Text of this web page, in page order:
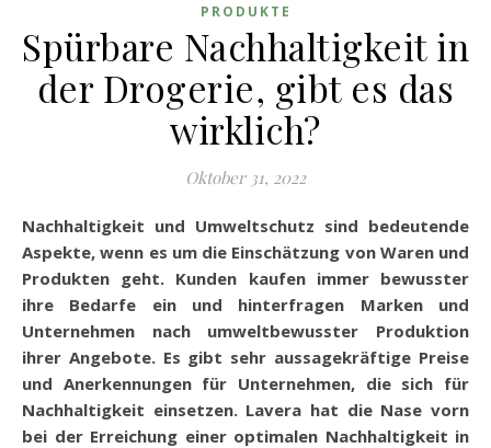
PRODUKTE
Spürbare Nachhaltigkeit in
der Drogerie, gibt es das
wirklich?
Oktober 31, 2022
Nachhaltigkeit und Umweltschutz sind bedeutende
Aspekte, wenn es um die Einschätzung von Waren und
Produkten geht. Kunden kaufen immer bewusster
ihre Bedarfe ein und hinterfragen Marken und
Unternehmen nach umweltbewusster Produktion
ihrer Angebote. Es gibt sehr aussagekräftige Preise
und Anerkennungen für Unternehmen, die sich für
Nachhaltigkeit einsetzen. Lavera hat die Nase vorn
bei der Erreichung einer optimalen Nachhaltigkeit in